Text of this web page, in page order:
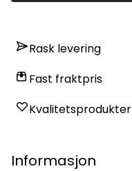
Rask levering
Fast fraktpris
Kvalitetsprodukter
Informasjon